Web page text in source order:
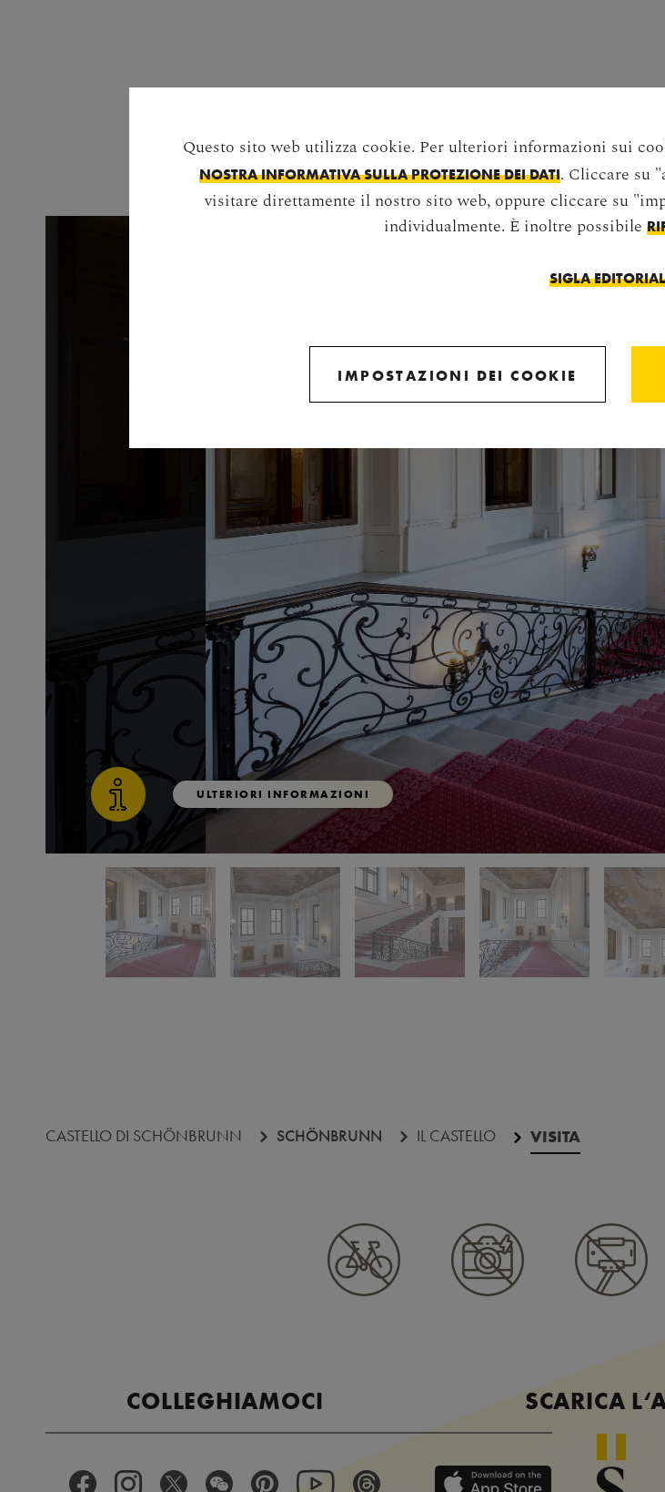
ULTERIORI INFORMAZIONI
CASTELLO DI SCHÖNBRUNN SCHÖNBRUNN IL CASTELLO VISITA
COLLEGHIAMOCI SCARICA
Questo sito web utilizza cookie. Per ulteriori informazioni sui
NOSTRA INFORMATIVA SULLA PROTEZIONE DEI DATI. Cliccare su
visitare direttamente il nostro sito web, oppure cliccare su
individualmente. È inoltre possibile
SIGLA
IMPOSTAZIONI DEI COOKIE